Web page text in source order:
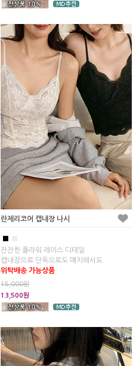
란제리코어 캡내장 나시
■
잔잔한 플라워 레이스 디테일
캡내장으로 단독으로도 매치해서도
위탁배송 가능상품
15,000원
13,500원